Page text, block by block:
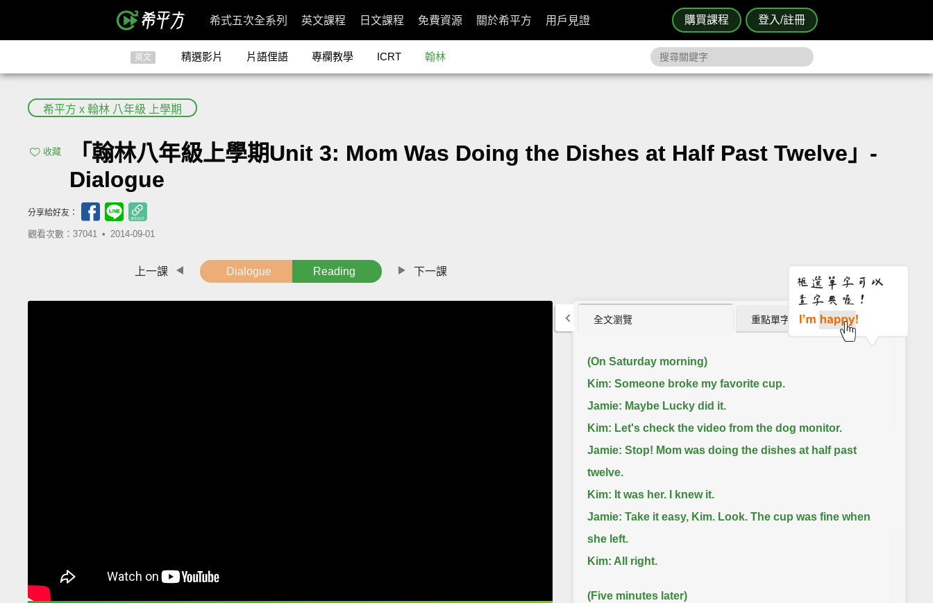
購買課程 登入/註冊
希式五次全系列 英文課程 日文課程 免費資源 關於希平方 用戶見證
英文 精選影片 片語俚語 專欄教學 ICRT 翰林
希平方 x 翰林 八年級 上學期
收藏
「翰林八年級上學期Unit 3: Mom Was Doing the Dishes at Half Past Twelve」-
Dialogue
分享給好友：
觀看次數：37041 • 2014-09-01
上一課 Dialogue Reading 下一課
全文瀏覽 重點單字片語 (11)
(On Saturday morning)
Kim: Someone broke my favorite cup.
Jamie: Maybe Lucky did it.
Kim: Let's check the video from the dog monitor.
Jamie: Stop! Mom was doing the dishes at half past
twelve.
Kim: It was her. I knew it.
Jamie: Take it easy, Kim. Look. The cup was fine when
she left.
Kim: All right.
(Five minutes later)